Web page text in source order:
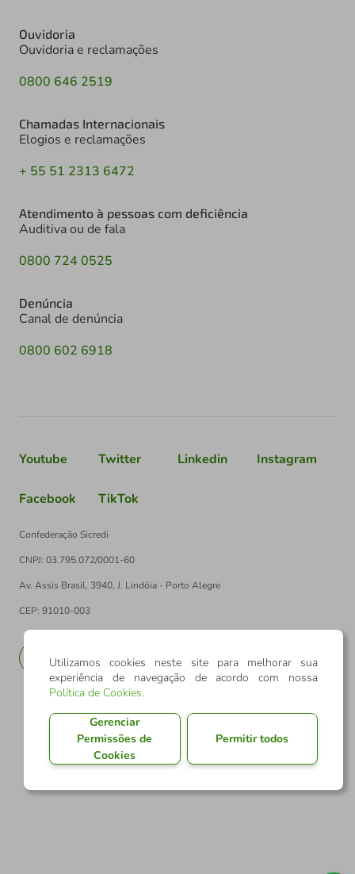
Ouvidoria
Ouvidoria e reclamações
0800 646 2519
Chamadas Internacionais
Elogios e reclamações
+ 55 51 2313 6472
Atendimento à pessoas com deficiência
Auditiva ou de fala
0800 724 0525
Denúncia
Canal de denúncia
0800 602 6918
Youtube Twitter Linkedin Instagram
Facebook TikTok
Confederação Sicredi
CNPJ: 03.795.072/0001-60
Av. Assis Brasil, 3940, J. Lindóia - Porto Alegre
CEP: 91010-003
EN
Utilizamos cookies neste site para melhorar sua
experiência de navegação de acordo com nossa
Política de Cookies.
Gerenciar
Permissões de
Cookies
Permitir todos